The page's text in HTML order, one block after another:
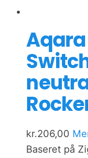
kr.206,00
Baseret på